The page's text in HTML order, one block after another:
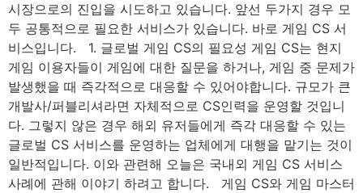
시장으로의 진입을 시도하고 있습니다. 앞선 두가지 경우 모
두 공통적으로 필요한 서비스가 있습니다. 바로 게임 CS 서
비스입니다. 1. 글로벌 게임 CS의 필요성 게임 CS는 현지
게임 이용자들이 게임에 대한 질문을 하거나, 게임 중 문제가
발생했을 때 즉각적으로 대응할 수 있어야합니다. 규모가 큰
개발사/퍼블리셔라면 자체적으로 CS인력을 운영할 것입니
다. 그렇지 않은 경우 해외 유저들에게 즉각 대응할 수 있는
글로벌 CS 서비스를 운영하는 업체에게 대행을 맡기는 것이
일반적입니다. 이와 관련해 오늘은 국내외 게임 CS 서비스
사례에 관해 이야기 하려고 합니다. 게임 CS와 게임 마스터